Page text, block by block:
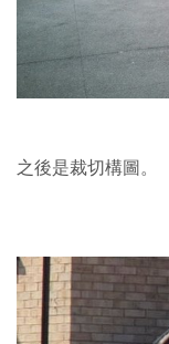
之後是裁切構圖。